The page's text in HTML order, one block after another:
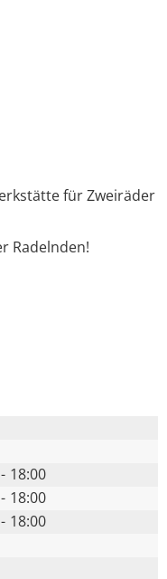
für Zweiräder
Radelnden!
- 18:00
- 18:00
- 18:00